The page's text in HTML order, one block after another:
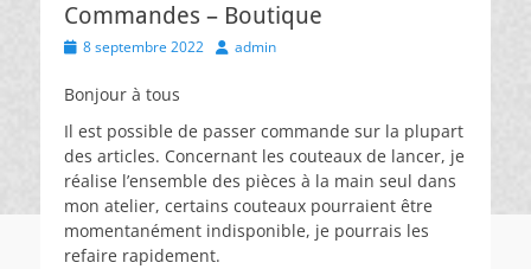
Commandes – Boutique
Posted
8 septembre 2022 Author
admin
Bonjour à tous
Il est possible de passer commande sur la plupart
des articles. Concernant les couteaux de lancer, je
réalise l’ensemble des pièces à la main seul dans
mon atelier, certains couteaux pourraient être
momentanément indisponible, je pourrais les
refaire rapidement.